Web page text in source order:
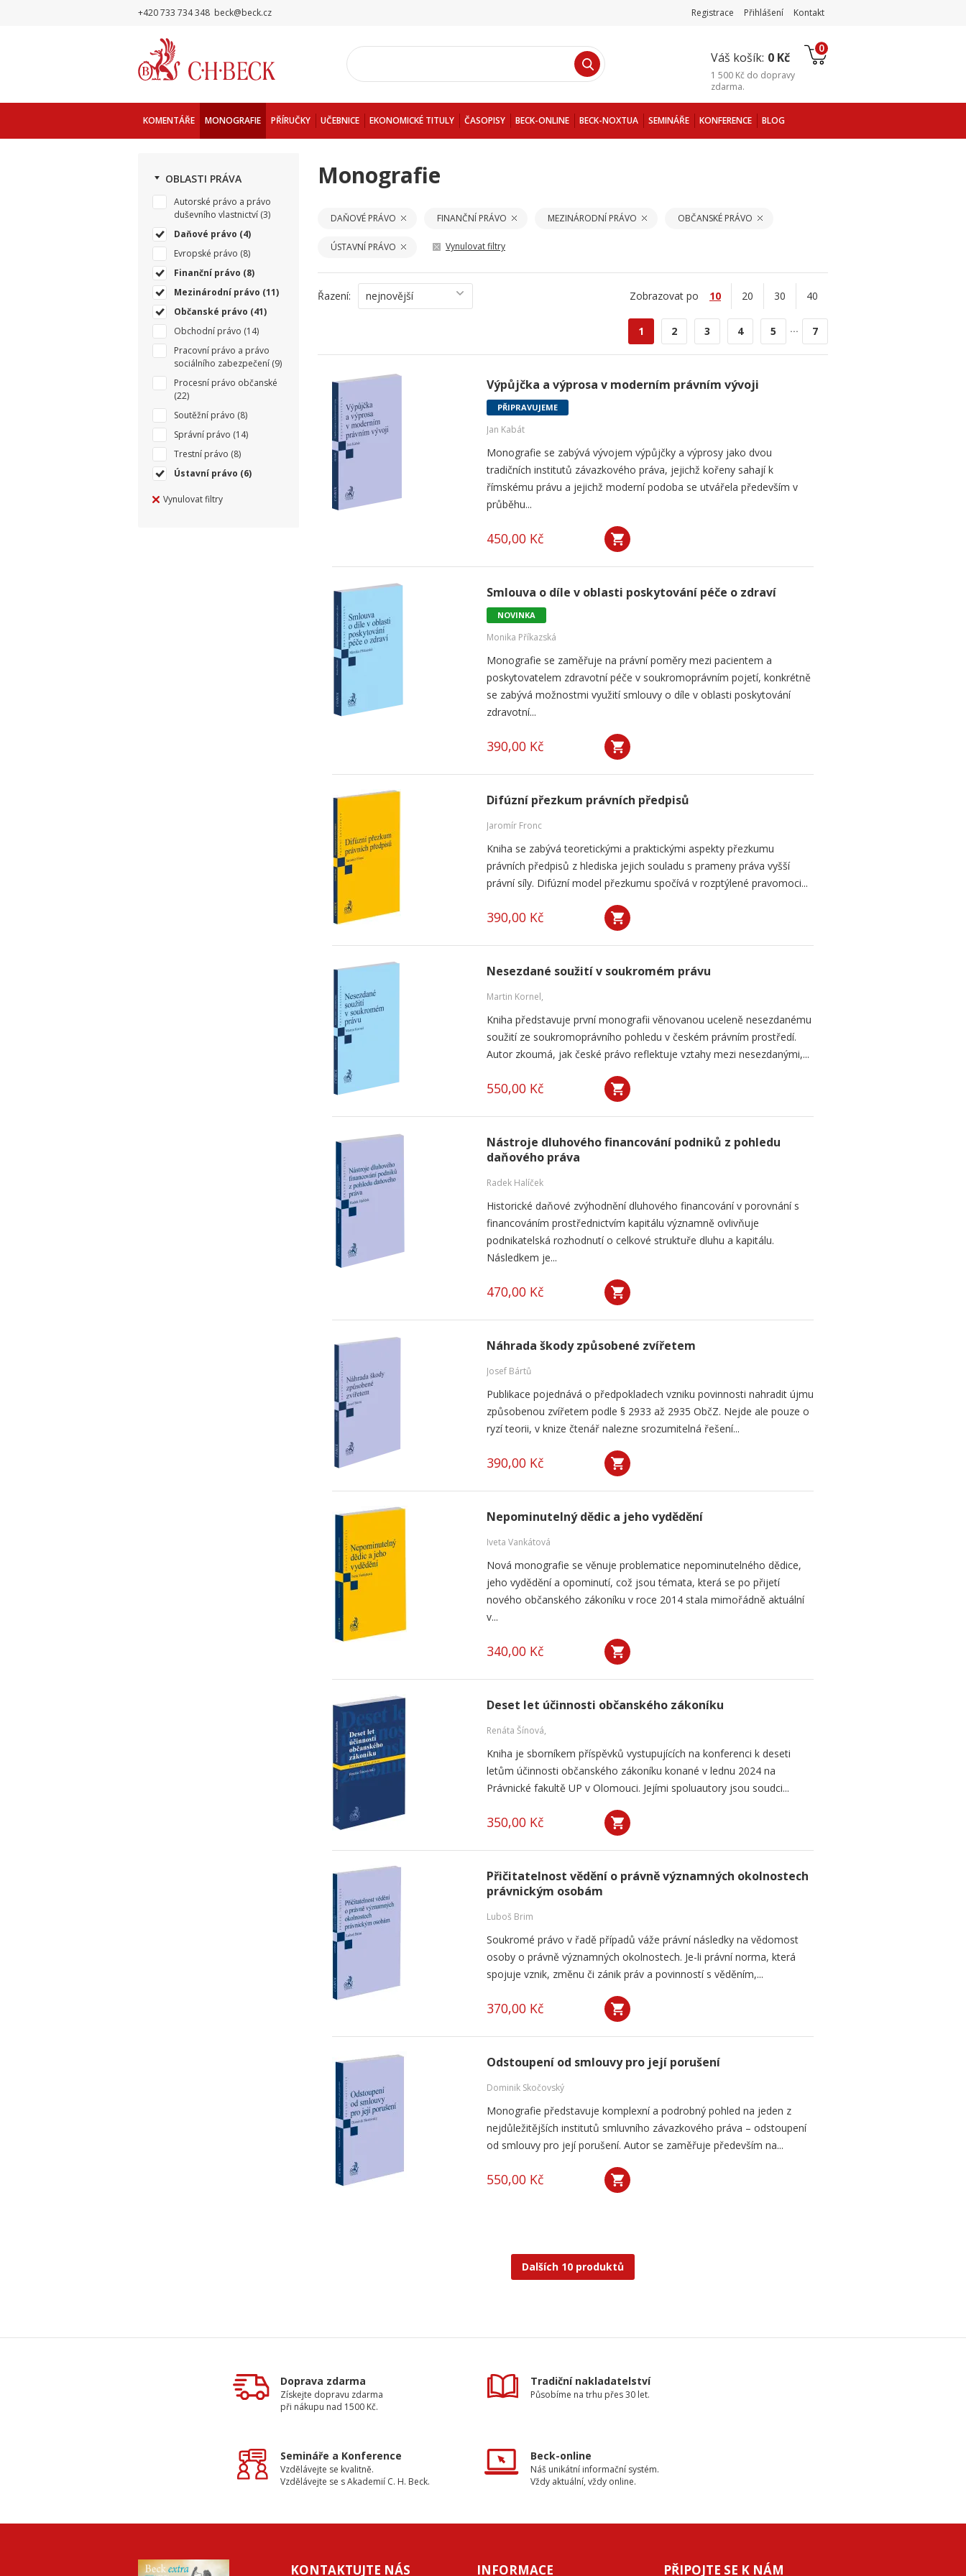
+420 733 734 348 beck@beck.cz Registrace Přihlášení Kontakt
Váš košík: 0 Kč
0
1 500 Kč do dopravy
zdarma.
KOMENTÁŘE MONOGRAFIE PŘÍRUČKY UČEBNICE EKONOMICKÉ TITULY ČASOPISY BECK-ONLINE BECK-NOXTUA SEMINÁŘE KONFERENCE BLOG
OBLASTI PRÁVA
Autorské právo a právo
duševního vlastnictví (3)
Daňové právo (4)
Evropské právo (8)
Finanční právo (8)
Mezinárodní právo (11)
Občanské právo (41)
Obchodní právo (14)
Pracovní právo a právo
sociálního zabezpečení (9)
Procesní právo občanské
(22)
Soutěžní právo (8)
Správní právo (14)
Trestní právo (8)
Ústavní právo (6)
Vynulovat filtry
Monografie
DAŇOVÉ PRÁVO FINANČNÍ PRÁVO MEZINÁRODNÍ PRÁVO OBČANSKÉ PRÁVO
ÚSTAVNÍ PRÁVO Vynulovat filtry
Řazení: nejnovější Zobrazovat po 10 20 30 40
1 2 3 4 5 ... 7
Výpůjčka a výprosa v moderním právním vývoji
PŘIPRAVUJEME
Jan Kabát
Monografie se zabývá vývojem výpůjčky a výprosy jako dvou
tradičních institutů závazkového práva, jejichž kořeny sahají k
římskému právu a jejichž moderní podoba se utvářela především v
průběhu...
450,00 Kč
Smlouva o díle v oblasti poskytování péče o zdraví
NOVINKA
Monika Příkazská
Monografie se zaměřuje na právní poměry mezi pacientem a
poskytovatelem zdravotní péče v soukromoprávním pojetí, konkrétně
se zabývá možnostmi využití smlouvy o díle v oblasti poskytování
zdravotní...
390,00 Kč
Difúzní přezkum právních předpisů
Jaromír Fronc
Kniha se zabývá teoretickými a praktickými aspekty přezkumu
právních předpisů z hlediska jejich souladu s prameny práva vyšší
právní síly. Difúzní model přezkumu spočívá v rozptýlené pravomoci...
390,00 Kč
Nesezdané soužití v soukromém právu
Martin Kornel,
Kniha představuje první monografii věnovanou uceleně nesezdanému
soužití ze soukromoprávního pohledu v českém právním prostředí.
Autor zkoumá, jak české právo reflektuje vztahy mezi nesezdanými,...
550,00 Kč
Nástroje dluhového financování podniků z pohledu
daňového práva
Radek Halíček
Historické daňové zvýhodnění dluhového financování v porovnání s
financováním prostřednictvím kapitálu významně ovlivňuje
podnikatelská rozhodnutí o celkové struktuře dluhu a kapitálu.
Následkem je...
470,00 Kč
Náhrada škody způsobené zvířetem
Josef Bártů
Publikace pojednává o předpokladech vzniku povinnosti nahradit újmu
způsobenou zvířetem podle § 2933 až 2935 ObčZ. Nejde ale pouze o
ryzí teorii, v knize čtenář nalezne srozumitelná řešení...
390,00 Kč
Nepominutelný dědic a jeho vydědění
Iveta Vankátová
Nová monografie se věnuje problematice nepominutelného dědice,
jeho vydědění a opominutí, což jsou témata, která se po přijetí
nového občanského zákoníku v roce 2014 stala mimořádně aktuální
v...
340,00 Kč
Deset let účinnosti občanského zákoníku
Renáta Šínová,
Kniha je sborníkem příspěvků vystupujících na konferenci k deseti
letům účinnosti občanského zákoníku konané v lednu 2024 na
Právnické fakultě UP v Olomouci. Jejími spoluautory jsou soudci...
350,00 Kč
Přičitatelnost vědění o právně významných okolnostech
právnickým osobám
Luboš Brim
Soukromé právo v řadě případů váže právní následky na vědomost
osoby o právně významných okolnostech. Je-li právní norma, která
spojuje vznik, změnu či zánik práv a povinností s věděním,...
370,00 Kč
Odstoupení od smlouvy pro její porušení
Dominik Skočovský
Monografie představuje komplexní a podrobný pohled na jeden z
nejdůležitějších institutů smluvního závazkového práva – odstoupení
od smlouvy pro její porušení. Autor se zaměřuje především na...
550,00 Kč
Dalších 10 produktů
Doprava zdarma
Získejte dopravu zdarma
při nákupu nad 1500 Kč.
Tradiční nakladatelství
Působíme na trhu přes 30 let.
Semináře a Konference
Vzdělávejte se kvalitně.
Vzdělávejte se s Akademií C. H. Beck.
Beck-online
Náš unikátní informační systém.
Vždy aktuální, vždy online.
KONTAKTUJTE NÁS INFORMACE PŘIPOJTE SE K NÁM